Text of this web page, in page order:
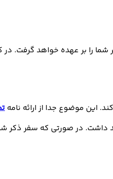
بر عهده خواهد گرفت. در
موضوع جدا از ارائه نامه
در صورتی که سفر ذکر